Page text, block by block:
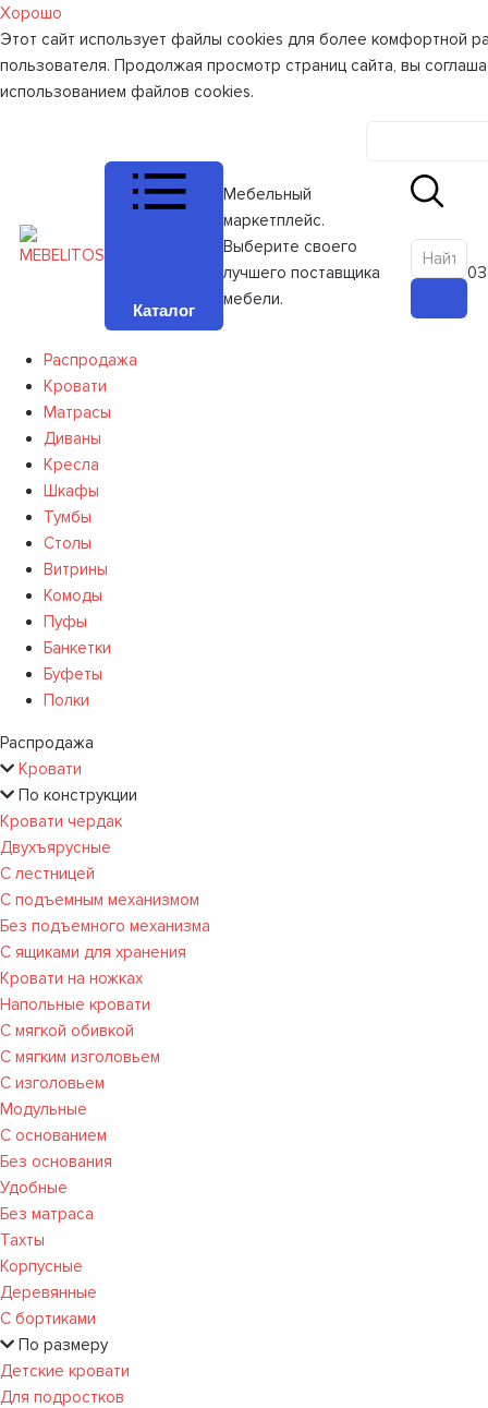
Хорошо
Этот сайт использует файлы cookies для более комфортной
пользователя. Продолжая просмотр страниц сайта, вы
использованием файлов cookies.
Каталог
Мебельный
маркетплейс.
Выберите своего
лучшего поставщика
мебели.
0
Распродажа
Кровати
Матрасы
Диваны
Кресла
Шкафы
Тумбы
Столы
Витрины
Комоды
Пуфы
Банкетки
Буфеты
Полки
Распродажа
Кровати
По конструкции
Кровати чердак
Двухъярусные
С лестницей
С подъемным механизмом
Без подъемного механизма
С ящиками для хранения
Кровати на ножках
Напольные кровати
С мягкой обивкой
С мягким изголовьем
С изголовьем
Модульные
С основанием
Без основания
Удобные
Без матраса
Тахты
Корпусные
Деревянные
С бортиками
По размеру
Детские кровати
Для подростков